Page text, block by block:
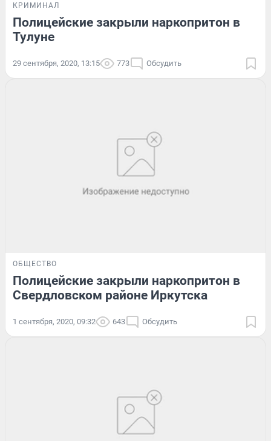
КРИМИНАЛ
Полицейские закрыли наркопритон в
Тулуне
29 сентября, 2020, 13:15 773 Обсудить
ОБЩЕСТВО
Полицейские закрыли наркопритон в
Свердловском районе Иркутска
1 сентября, 2020, 09:32 643 Обсудить